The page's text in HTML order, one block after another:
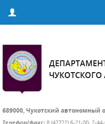
689000, Чукотский автономный
Телефон/факс: 8 (42722) 6-21-00, 2-